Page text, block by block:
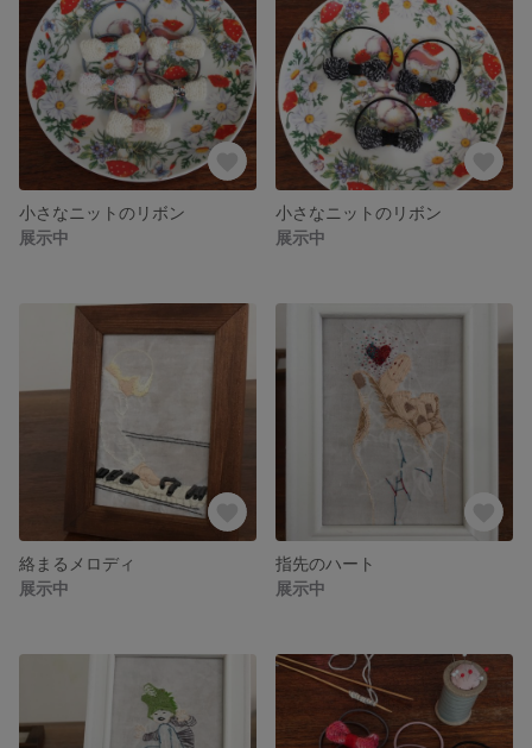
小さなニットのリボン
展示中
小さなニットのリボン
展示中
絡まるメロディ
展示中
指先のハート
展示中